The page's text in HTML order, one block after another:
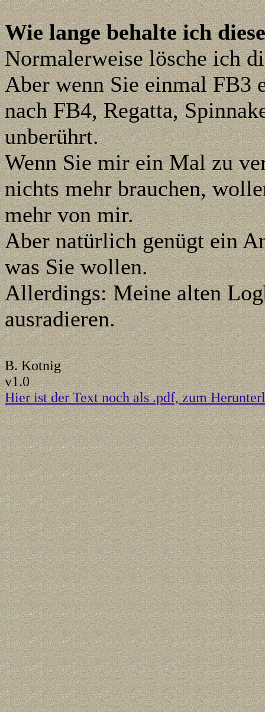
Wie lange behalte ich
Normalerweise lösche ich
Aber wenn Sie einmal FB3
nach FB4, Regatta,
unberührt.
Wenn Sie mir ein Mal zu
nichts mehr brauchen,
mehr von mir.
Aber natürlich genügt ein
was Sie wollen.
Allerdings: Meine alten
ausradieren.
B. Kotnig
v1.0
Hier ist der Text noch als .pdf, zum